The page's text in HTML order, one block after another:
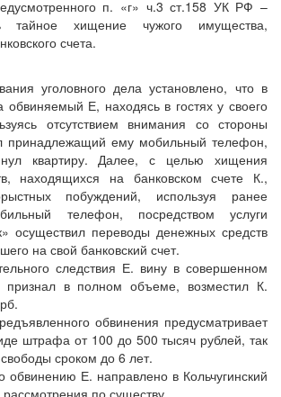
п. «г» ч.3 ст.158 УК РФ –
тайное хищение чужого имущества,
счета.
уголовного дела установлено, что в
обвиняемый Е, находясь в гостях у своего
отсутствием внимания со стороны
принадлежащий ему мобильный телефон,
квартиру. Далее, с целью хищения
находящихся на банковском счете К.,
побуждений, используя ранее
телефон, посредством услуги
осуществил переводы денежных средств
на свой банковский счет.
следствия Е. вину в совершенном
признал в полном объеме, возместил К.
обвинения предусматривает
штрафа от 100 до 500 тысяч рублей, так
сроком до 6 лет.
обвинению Е. направлено в Кольчугинский